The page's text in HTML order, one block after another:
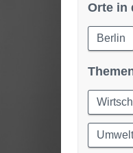
Orte in
Berlin